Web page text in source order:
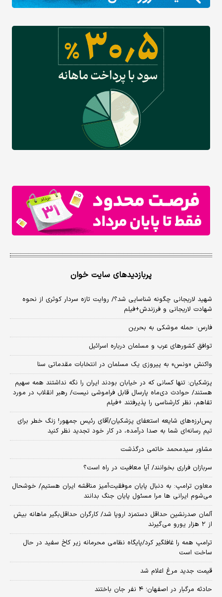
پربازدیدهای سایت خوان
شهید لاریجانی چگونه شناسایی شد؟/ روایت تازه سردار کوثری از نحوه
شهادت لاریجانی و فرزندش+فیلم
فارس: حمله موشکی به بحرین
توافق کشورهای عرب و مسلمان درباره اسرائیل
واکنش «ونس» به پیروزی یک مسلمان در انتخابات مقدماتی سنا
پزشکیان: تنها کسانی که در خیابان بودند ایران را نگه نداشتند همه سهیم
هستند/ حوادث دی‌ماه پارسال قابل فراموشی نیست/ رهبر انقلاب در مورد
تفاهم، نظر کارشناسی را پذیرفتند +فیلم
پس‌لرزه‌های شایعه استعفای پزشکیان/آقای رئیس جمهور! زنگ خطر برای
تیم رسانه‌ای شما به صدا درآمده، در کار خود تجدید نظر کنید
مشاور سیدمحمد خاتمی درگذشت
سربازان فراری بخوانند/ آیا معافیت در راه است؟
معاون ترامپ: به دنبال پایان موفقیت‌آمیز مناقشه ایران هستیم/ خوشحال
می‌شوم ایرانی ها مرا مسئول پایان جنگ بدانند
آلمان صدرنشین حداقل دستمزد اروپا شد/ کارگران حداقل‌بگیر ماهانه بیش
از ۲ هزار یورو می‌گیرند
ترامپ همه را غافلگیر کرد/پایگاه نظامی محرمانه زیر کاخ سفید در حال
ساخت است
قیمت جدید مرغ اعلام شد
حادثه مرگبار در اصفهان؛ ۴ نفر جان باختند